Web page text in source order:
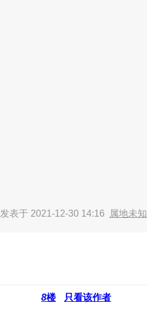
发表于 2021-12-30 14:16 属地未知
8楼 只看该作者